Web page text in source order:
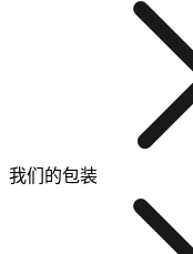
我们的包装